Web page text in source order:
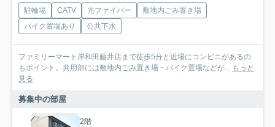
駐輪場 CATV 光ファイバー
敷地内ごみ置き場
バイク置場あり
公共下水
ファミリーマート岸和田藤井店まで徒歩5分と近場にコンビニがあるの
もポイント。共用部には敷地内ごみ置き場・バイク置場などが...
もっと
見る
募集中の部屋
2階